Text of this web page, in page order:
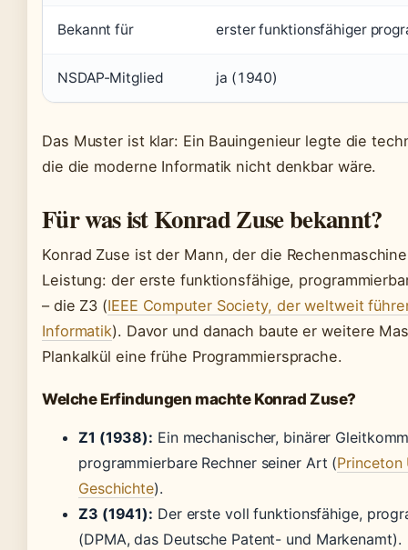
Bekannt für erster funktionsfähiger
NSDAP-Mitglied ja (1940)
Das Muster ist klar: Ein Bauingenieur legte die
die die moderne Informatik nicht denkbar wäre.
Für was ist Konrad Zuse bekannt?
Konrad Zuse ist der Mann, der die
Leistung: der erste funktionsfähige,
– die Z3 (IEEE Computer Society, der weltweit
Informatik). Davor und danach baute er weitere
Plankalkül eine frühe Programmiersprache.
Welche Erfindungen machte Konrad Zuse?
Z1 (1938): Ein mechanischer, binärer
programmierbare Rechner seiner Art (Princeton
Geschichte).
Z3 (1941): Der erste voll funktionsfähige,
(DPMA, das Deutsche Patent- und Markenamt).